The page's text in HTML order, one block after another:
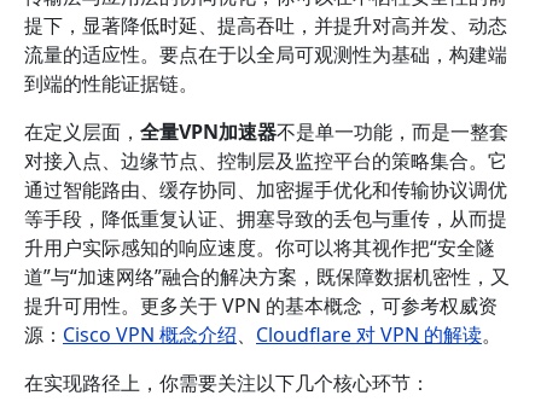
提下，显著降低时延、提高吞吐，并提升对高并发、动态
流量的适应性。要点在于以全局可观测性为基础，构建端
到端的性能证据链。
在定义层面， 全量VPN加速器不是单一功能，而是一整套
对接入点、边缘节点、控制层及监控平台的策略集合。它
通过智能路由、缓存协同、加密握手优化和传输协议调优
等手段，降低重复认证、拥塞导致的丢包与重传，从而提
升用户实际感知的响应速度。你可以将其视作把“安全隧
道”与“加速网络”融合的解决方案，既保障数据机密性，又
提升可用性。更多关于 VPN 的基本概念，可参考权威资
源： Cisco VPN 概念介绍、 Cloudflare 对 VPN 的解读。
在实现路径上，你需要关注以下几个核心环节：